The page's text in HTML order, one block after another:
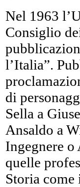
Nel 1963
Consiglio
l’Italia”.
di
Sella a
Ansaldo a
Ingegnere
quelle
Storia